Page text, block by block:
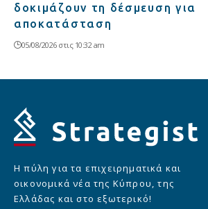
δοκιμάζουν τη δέσμευση για
αποκατάσταση
05/08/2026 στις 10:32 am
Η πύλη για τα επιχειρηματικά και
οικονομικά νέα της Κύπρου, της
Ελλάδας και στο εξωτερικό!